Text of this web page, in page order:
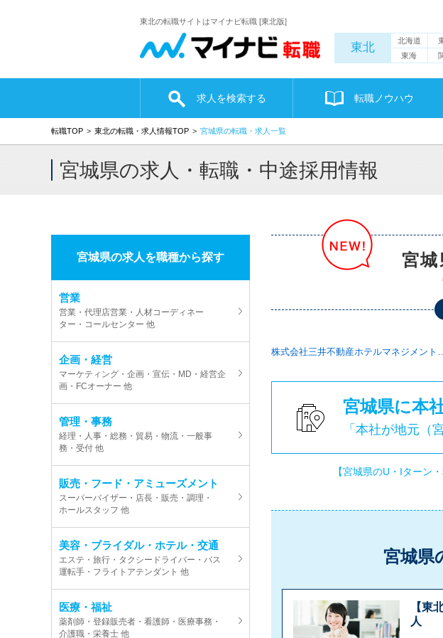
東北の転職サイトはマイナビ転職 [東北版]
東北 北海道
東海
求人を検索する 転職ノウハウ
転職TOP 東北の転職・求人情報TOP 宮城県の転職・求人一覧
宮城県の求人・転職・中途採用情報
宮城県の求人を職種から探す
営業
営業・代理店営業・人材コーディネー
ター・コールセンター 他
企画・経営
マーケティング・企画・宣伝・MD・経営企
画・FCオーナー 他
管理・事務
経理・人事・総務・貿易・物流・一般事
務・受付 他
販売・フード・アミューズメント
スーパーバイザー・店長・販売・調理・
ホールスタッフ 他
美容・ブライダル・ホテル・交通
エステ・旅行・タクシードライバー・バス
運転手・フライトアテンダント 他
医療・福祉
薬剤師・登録販売者・看護師・医療事務・
介護職・栄養士 他
宮
株式会社三井不動産ホテルマネジメン
宮城県に本
「本社が地元（
【宮城県のU・Iターン
宮城県
【東
人